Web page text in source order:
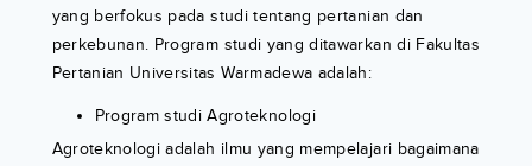
yang berfokus pada studi tentang pertanian dan
perkebunan. Program studi yang ditawarkan di Fakultas
Pertanian Universitas Warmadewa adalah:
Program studi Agroteknologi
Agroteknologi adalah ilmu yang mempelajari bagaimana